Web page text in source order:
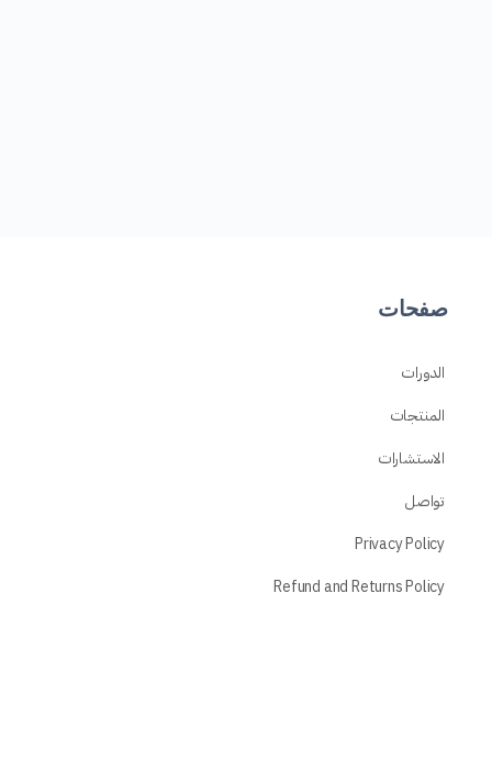
صفحات
الدورات
المنتجات
الاستشارات
تواصل
Privacy Policy
Refund and Returns Policy